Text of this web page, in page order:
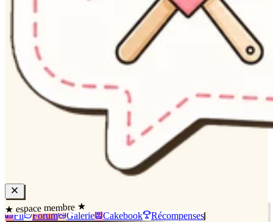
★ espace membre ★
Fil Forum Galerie Cakebook Récompenses